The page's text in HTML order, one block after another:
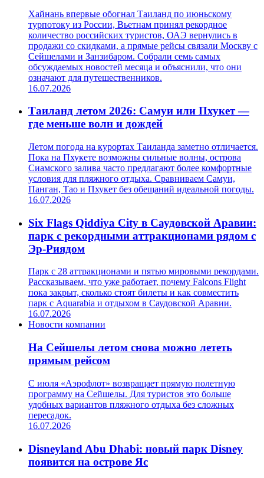
Хайнань впервые обогнал Таиланд по июньскому
турпотоку из России, Вьетнам принял рекордное
количество российских туристов, ОАЭ вернулись в
продажи со скидками, а прямые рейсы связали Москву с
Сейшелами и Занзибаром. Собрали семь самых
обсуждаемых новостей месяца и объяснили, что они
означают для путешественников.
16.07.2026
Таиланд летом 2026: Самуи или Пхукет —
где меньше волн и дождей
Летом погода на курортах Таиланда заметно отличается.
Пока на Пхукете возможны сильные волны, острова
Сиамского залива часто предлагают более комфортные
условия для пляжного отдыха. Сравниваем Самуи,
Панган, Тао и Пхукет без обещаний идеальной погоды.
16.07.2026
Six Flags Qiddiya City в Саудовской Аравии:
парк с рекордными аттракционами рядом с
Эр-Риядом
Парк с 28 аттракционами и пятью мировыми рекордами.
Рассказываем, что уже работает, почему Falcons Flight
пока закрыт, сколько стоят билеты и как совместить
парк с Aquarabia и отдыхом в Саудовской Аравии.
16.07.2026
Новости компании
На Сейшелы летом снова можно лететь
прямым рейсом
С июля «Аэрофлот» возвращает прямую полетную
программу на Сейшелы. Для туристов это больше
удобных вариантов пляжного отдыха без сложных
пересадок.
16.07.2026
Disneyland Abu Dhabi: новый парк Disney
появится на острове Яс